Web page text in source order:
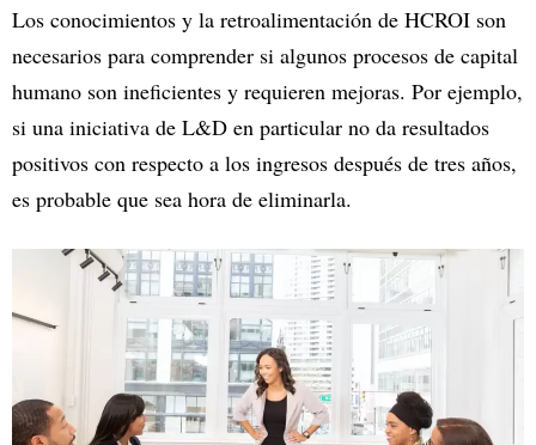
Los conocimientos y la retroalimentación de HCROI son
necesarios para comprender si algunos procesos de capital
humano son ineficientes y requieren mejoras. Por ejemplo,
si una iniciativa de L&D en particular no da resultados
positivos con respecto a los ingresos después de tres años,
es probable que sea hora de eliminarla.